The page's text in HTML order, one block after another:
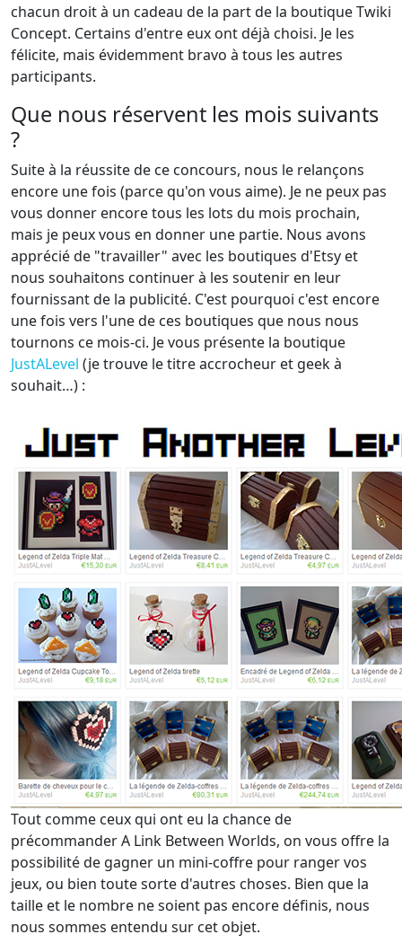
chacun droit à un cadeau de la part de la boutique Twiki
Concept. Certains d'entre eux ont déjà choisi. Je les
félicite, mais évidemment bravo à tous les autres
participants.
Que nous réservent les mois suivants
?
Suite à la réussite de ce concours, nous le relançons
encore une fois (parce qu'on vous aime). Je ne peux pas
vous donner encore tous les lots du mois prochain,
mais je peux vous en donner une partie. Nous avons
apprécié de "travailler" avec les boutiques d'Etsy et
nous souhaitons continuer à les soutenir en leur
fournissant de la publicité. C'est pourquoi c'est encore
une fois vers l'une de ces boutiques que nous nous
tournons ce mois-ci. Je vous présente la boutique
JustALevel (je trouve le titre accrocheur et geek à
souhait…) :
Tout comme ceux qui ont eu la chance de
précommander A Link Between Worlds, on vous offre la
possibilité de gagner un mini-coffre pour ranger vos
jeux, ou bien toute sorte d'autres choses. Bien que la
taille et le nombre ne soient pas encore définis, nous
nous sommes entendu sur cet objet.